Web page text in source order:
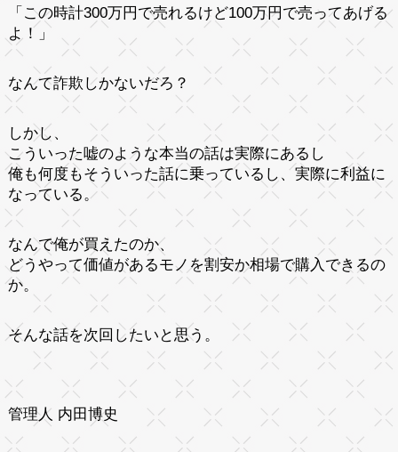
「この時計300万円で売れるけど100万円で売ってあげる
よ！」
なんて詐欺しかないだろ？
しかし、
こういった嘘のような本当の話は実際にあるし
俺も何度もそういった話に乗っているし、実際に利益に
なっている。
なんで俺が買えたのか、
どうやって価値があるモノを割安か相場で購入できるの
か。
そんな話を次回したいと思う。
管理人 内田博史